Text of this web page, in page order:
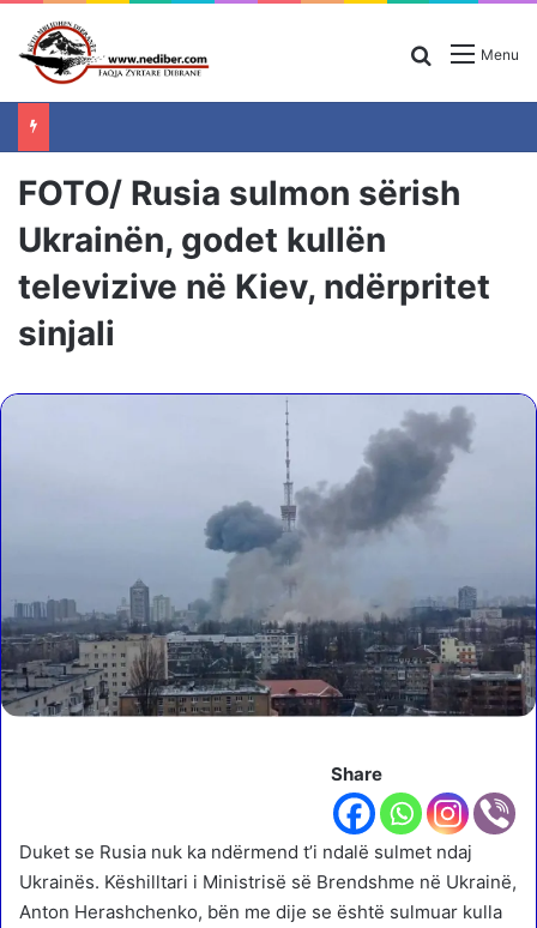
Menu
Search for
FOTO/ Rusia sulmon sërish
Ukrainën, godet kullën
televizive në Kiev, ndërpritet
sinjali
Share
Duket se Rusia nuk ka ndërmend t’i ndalë sulmet ndaj
Ukrainës. Këshilltari i Ministrisë së Brendshme në Ukrainë,
Anton Herashchenko, bën me dije se është sulmuar kulla